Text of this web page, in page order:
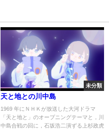
未分類
天と地との川中島
1969 年にＮＨＫが放送した大河ドラマ
「天と地と」のオープニングテーマと，川
中島合戦の回に，石坂浩二演ずる上杉政虎